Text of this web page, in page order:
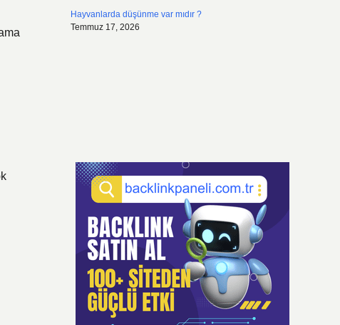
Hayvanlarda düşünme var mıdır ?
Temmuz 17, 2026